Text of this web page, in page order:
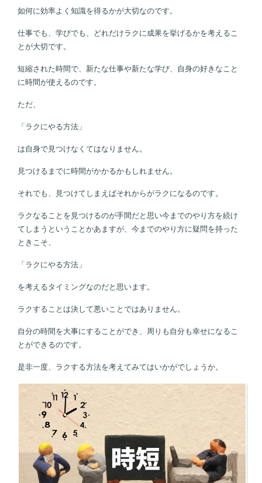
如何に効率よく知識を得るかが大切なのです。
仕事でも、学びでも、どれだけラクに成果を挙げるかを考えるこ
とが大切です。
短縮された時間で、新たな仕事や新たな学び、自身の好きなこと
に時間が使えるのです。
ただ、
「ラクにやる方法」
は自身で見つけなくてはなりません。
見つけるまでに時間がかかるかもしれません。
それでも、見つけてしまえばそれからがラクになるのです。
ラクなることを見つけるのが手間だと思い今までのやり方を続け
てしまうということかあますが、今までのやり方に疑問を持った
ときこそ、
「ラクにやる方法」
を考えるタイミングなのだと思います。
ラクすることは決して悪いことではありません。
自分の時間を大事にすることができ、周りも自分も幸せになるこ
とができるのです。
是非一度、ラクする方法を考えてみてはいかがでしょうか。